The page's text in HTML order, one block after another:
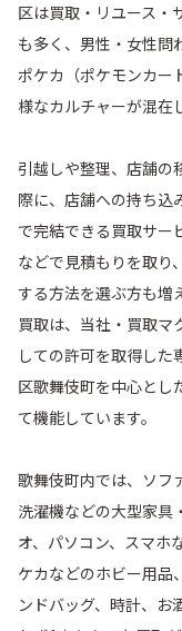
新宿
須賀町
大京町
箪笥町
津久戸町
天神町
富久町
内藤町
中落合
中町
区は買取・リユース・
も多く、男性・女性問
ポケカ（ポケモンカー
様なカルチャーが混在
引越しや整理、店舗の
際に、店舗への持ち込
で完結できる買取サー
などで見積もりを取り
する方法を選ぶ方も増
買取は、当社・買取マ
しての許可を取得した
区歌舞伎町を中心とし
て機能しています。
歌舞伎町内では、ソフ
洗濯機などの大型家具
オ、パソコン、スマホ
ケカなどのホビー用品
ンドバッグ、時計、お